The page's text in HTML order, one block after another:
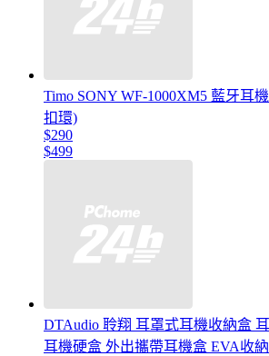
Timo SONY WF-1000XM5 藍牙耳
扣環)
$290
$499
DTAudio 聆翔 耳罩式耳機收納盒
耳機硬盒 外出攜帶耳機盒 EVA收